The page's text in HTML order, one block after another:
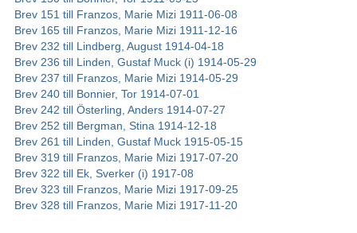
Brev 151 till Franzos, Marie Mizi 1911-06-08
Brev 165 till Franzos, Marie Mizi 1911-12-16
Brev 232 till Lindberg, August 1914-04-18
Brev 236 till Linden, Gustaf Muck (i) 1914-05-29
Brev 237 till Franzos, Marie Mizi 1914-05-29
Brev 240 till Bonnier, Tor 1914-07-01
Brev 242 till Österling, Anders 1914-07-27
Brev 252 till Bergman, Stina 1914-12-18
Brev 261 till Linden, Gustaf Muck 1915-05-15
Brev 319 till Franzos, Marie Mizi 1917-07-20
Brev 322 till Ek, Sverker (i) 1917-08
Brev 323 till Franzos, Marie Mizi 1917-09-25
Brev 328 till Franzos, Marie Mizi 1917-11-20